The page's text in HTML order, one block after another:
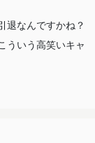
退なんですかね？
ういう高笑いキャ